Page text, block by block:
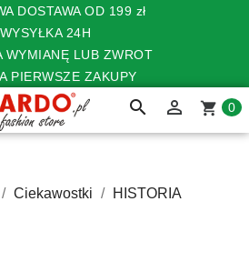
DOSTAWA OD 199 zł
WYSYŁKA 24H
WYMIANĘ LUB ZWROT
PIERWSZE ZAKUPY
search  shopping_cart 0
Ciekawostki
HISTORIA